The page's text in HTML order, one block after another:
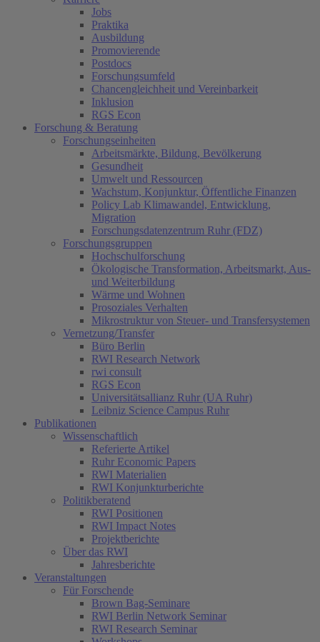
Jobs
Praktika
Ausbildung
Promovierende
Postdocs
Forschungsumfeld
Chancengleichheit und Vereinbarkeit
Inklusion
RGS Econ
Forschung & Beratung
Forschungseinheiten
Arbeitsmärkte, Bildung, Bevölkerung
Gesundheit
Umwelt und Ressourcen
Wachstum, Konjunktur, Öffentliche Finanzen
Policy Lab Klimawandel, Entwicklung,
Migration
Forschungsdatenzentrum Ruhr (FDZ)
Forschungsgruppen
Hochschulforschung
Ökologische Transformation, Arbeitsmarkt, Aus-
und Weiterbildung
Wärme und Wohnen
Prosoziales Verhalten
Mikrostruktur von Steuer- und Transfersystemen
Vernetzung/Transfer
Büro Berlin
RWI Research Network
rwi consult
RGS Econ
Universitätsallianz Ruhr (UA Ruhr)
Leibniz Science Campus Ruhr
Publikationen
Wissenschaftlich
Referierte Artikel
Ruhr Economic Papers
RWI Materialien
RWI Konjunkturberichte
Politikberatend
RWI Positionen
RWI Impact Notes
Projektberichte
Über das RWI
Jahresberichte
Veranstaltungen
Für Forschende
Brown Bag-Seminare
RWI Berlin Network Seminar
RWI Research Seminar